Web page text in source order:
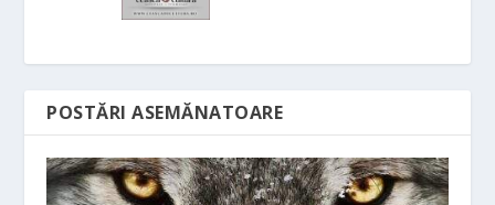
POSTĂRI ASEMĂNATOARE